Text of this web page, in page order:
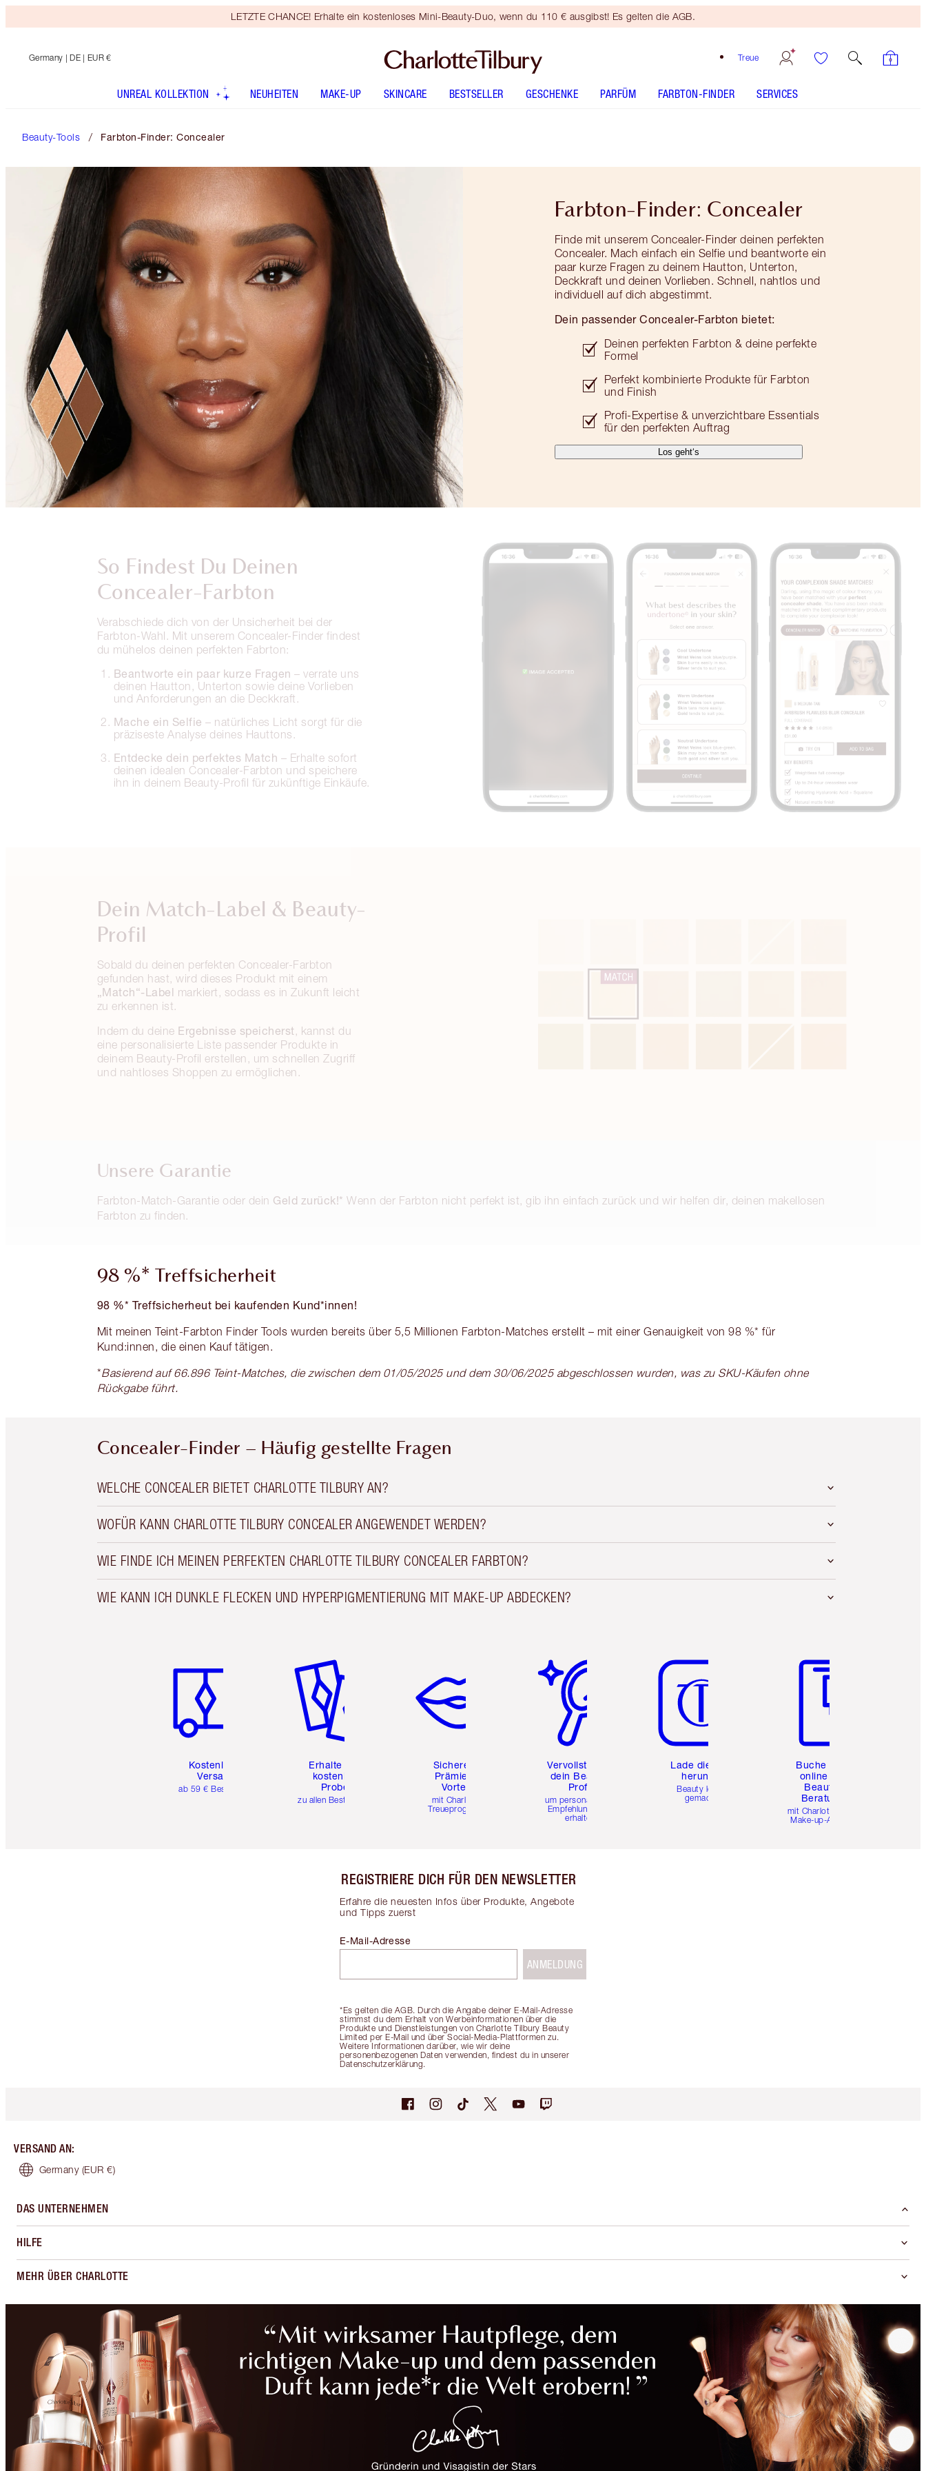
LETZTE CHANCE! Erhalte ein kostenloses Mini-Beauty-Duo, wenn du 110 € ausgibst! Es gelten die AGB.
Treue
Germany | DE | EUR €
UNREAL KOLLEKTION NEUHEITEN MAKE-UP SKINCARE BESTSELLER GESCHENKE PARFÜM FARBTON-FINDER SERVICES
Beauty-Tools Farbton-Finder: Concealer
Farbton-Finder: Concealer
Finde mit unserem Concealer-Finder deinen perfekten
Concealer. Mach einfach ein Selfie und beantworte ein
paar kurze Fragen zu deinem Hautton, Unterton,
Deckkraft und deinen Vorlieben. Schnell, nahtlos und
individuell auf dich abgestimmt.
Dein passender Concealer-Farbton bietet:
Deinen perfekten Farbton & deine perfekte
Formel
Perfekt kombinierte Produkte für Farbton
und Finish
Profi-Expertise & unverzichtbare Essentials
für den perfekten Auftrag
Los geht‘s
So Findest Du Deinen
Concealer-Farbton
Verabschiede dich von der Unsicherheit bei der
Farbton-Wahl. Mit unserem Concealer-Finder findest
du mühelos deinen perfekten Fabrton:
Beantworte ein paar kurze Fragen – verrate uns
deinen Hautton, Unterton sowie deine Vorlieben
und Anforderungen an die Deckkraft.
Mache ein Selfie – natürliches Licht sorgt für die
präziseste Analyse deines Hauttons.
Entdecke dein perfektes Match – Erhalte sofort
deinen idealen Concealer-Farbton und speichere
ihn in deinem Beauty-Profil für zukünftige Einkäufe.
Dein Match-Label & Beauty-
Profil
Sobald du deinen perfekten Concealer-Farbton
gefunden hast, wird dieses Produkt mit einem
„Match“-Label markiert, sodass es in Zukunft leicht
zu erkennen ist.
Indem du deine Ergebnisse speicherst, kannst du
eine personalisierte Liste passender Produkte in
deinem Beauty-Profil erstellen, um schnellen Zugriff
und nahtloses Shoppen zu ermöglichen.
Unsere Garantie
Farbton-Match-Garantie oder dein Geld zurück!* Wenn der Farbton nicht perfekt ist, gib ihn einfach zurück und wir helfen dir, deinen makellosen
Farbton zu finden.
98 %* Treffsicherheit
98 %* Treffsicherheut bei kaufenden Kund*innen!
Mit meinen Teint-Farbton Finder Tools wurden bereits über 5,5 Millionen Farbton-Matches erstellt – mit einer Genauigkeit von 98 %* für
Kund:innen, die einen Kauf tätigen.
*Basierend auf 66.896 Teint-Matches, die zwischen dem 01/05/2025 und dem 30/06/2025 abgeschlossen wurden, was zu SKU-Käufen ohne
Rückgabe führt.
Concealer-Finder – Häufig gestellte Fragen
WELCHE CONCEALER BIETET CHARLOTTE TILBURY AN?
WOFÜR KANN CHARLOTTE TILBURY CONCEALER ANGEWENDET WERDEN?
WIE FINDE ICH MEINEN PERFEKTEN CHARLOTTE TILBURY CONCEALER FARBTON?
WIE KANN ICH DUNKLE FLECKEN UND HYPERPIGMENTIERUNG MIT MAKE-UP ABDECKEN?
Kostenloser
Versand
ab 59 € Bestellwert
Erhalte zwei
kostenlose
Proben
zu allen Bestellungen
Sichere dir
Prämien &
Vorteile
mit Charlottes
Treueprogramm
Vervollständige
dein Beauty-
Profil
um personalisierte
Empfehlungen zu
erhalten
Lade die App
herunter
Beauty leicht
gemacht
Buche eine
online 1:1
Beauty-
Beratung
mit Charlottes Pro
Make-up-Artists.
REGISTRIERE DICH FÜR DEN NEWSLETTER
Erfahre die neuesten Infos über Produkte, Angebote
und Tipps zuerst
*Es gelten die AGB. Durch die Angabe deiner E-Mail-Adresse
stimmst du dem Erhalt von Werbeinformationen über die
Produkte und Dienstleistungen von Charlotte Tilbury Beauty
Limited per E-Mail und über Social-Media-Plattformen zu.
Weitere Informationen darüber, wie wir deine
personenbezogenen Daten verwenden, findest du in unserer
Datenschutzerklärung.
E-Mail-Adresse
ANMELDUNG
VERSAND AN:
Germany (EUR €)
DAS UNTERNEHMEN
HILFE
MEHR ÜBER CHARLOTTE